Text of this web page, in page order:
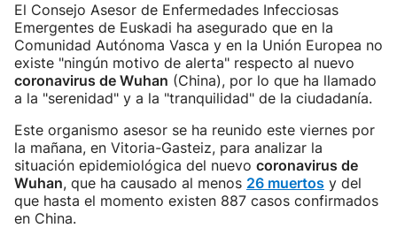
El Consejo Asesor de Enfermedades Infecciosas
Emergentes de Euskadi ha asegurado que en la
Comunidad Autónoma Vasca y en la Unión Europea no
existe "ningún motivo de alerta" respecto al nuevo
coronavirus de Wuhan (China), por lo que ha llamado
a la "serenidad" y a la "tranquilidad" de la ciudadanía.
Este organismo asesor se ha reunido este viernes por
la mañana, en Vitoria-Gasteiz, para analizar la
situación epidemiológica del nuevo coronavirus de
Wuhan, que ha causado al menos 26 muertos y del
que hasta el momento existen 887 casos confirmados
en China.